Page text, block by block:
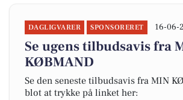
DAGLIGVARER SPONSORERET 16-06-
Se ugens tilbudsavis fra
KØBMAND
Se den seneste tilbudsavis fra MIN
blot at trykke på linket her: